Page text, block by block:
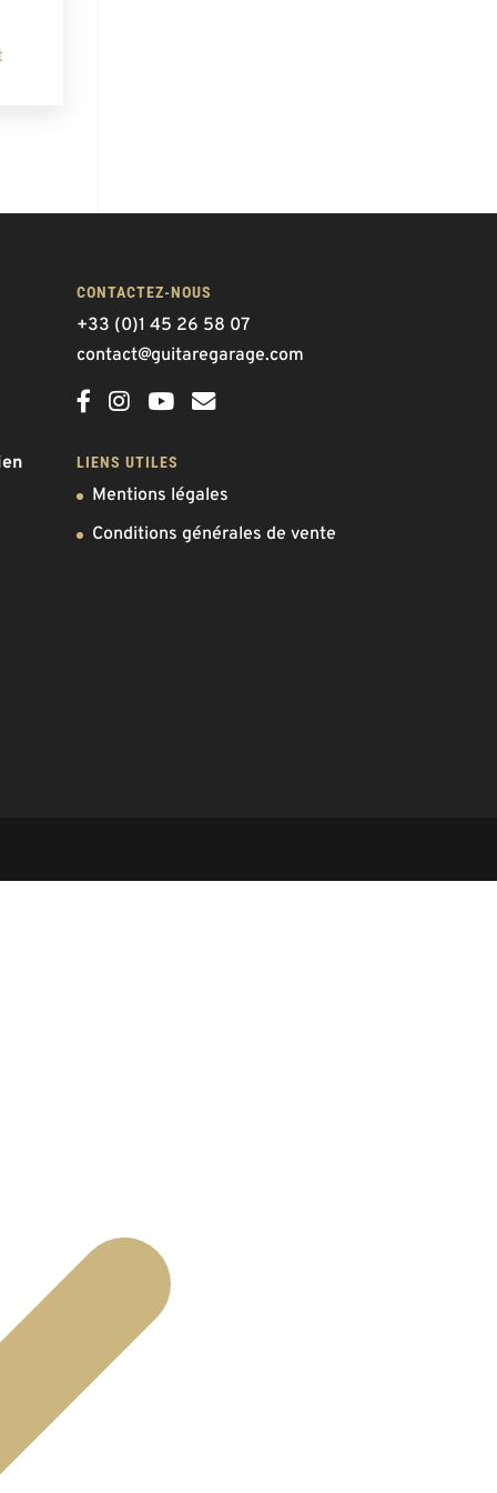
CONTACTEZ-NOUS
+33 (0)1 45 26 58 07
contact@guitaregarage.com
LIENS UTILES
Mentions légales
Conditions générales de vente